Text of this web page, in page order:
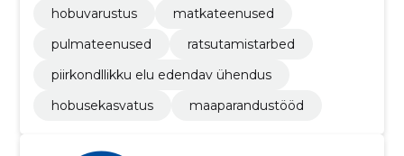
hobuvarustus
matkateenused
pulmateenused
ratsutamistarbed
piirkondllikku elu edendav ühendus
hobusekasvatus
maaparandustööd